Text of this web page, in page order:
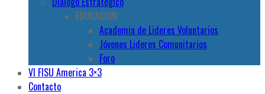
EDUCACION
Academia de Lideres Voluntarios
Jóvenes Lideres Comunitarios
Foro
VI FISU America 3×3
Contacto